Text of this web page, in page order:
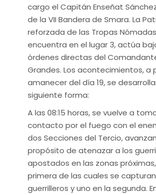
cargo el Capitán Enseñat
de la VII Bandera de Smara. La
reforzada de las Tropas
encuentra en el lugar 3, actúa
órdenes directas del
Grandes. Los acontecimientos, a
amanecer del día 19, se
siguiente forma:
A las 08:15 horas, se vuelve a
contacto por el fuego con el
dos Secciones del Tercio,
propósito de atenazar a los
apostados en las zonas
primera de las cuales se
guerrilleros y uno en la segunda.